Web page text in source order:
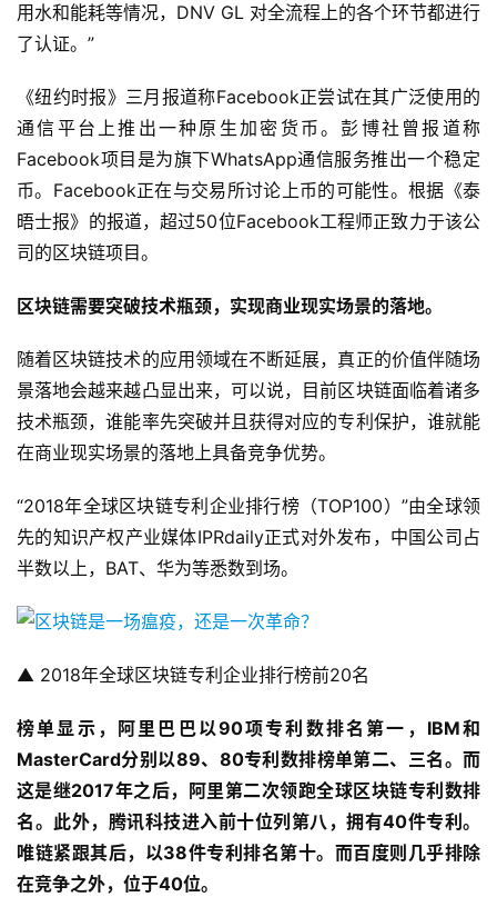
用水和能耗等情况，DNV GL 对全流程上的各个环节都进行
了认证。”
《纽约时报》三月报道称Facebook正尝试在其广泛使用的
通信平台上推出一种原生加密货币。彭博社曾报道称
Facebook项目是为旗下WhatsApp通信服务推出一个稳定
币。Facebook正在与交易所讨论上币的可能性。根据《泰
晤士报》的报道，超过50位Facebook工程师正致力于该公
司的区块链项目。
区块链需要突破技术瓶颈，实现商业现实场景的落地。
随着区块链技术的应用领域在不断延展，真正的价值伴随场
景落地会越来越凸显出来，可以说，目前区块链面临着诸多
技术瓶颈，谁能率先突破并且获得对应的专利保护，谁就能
在商业现实场景的落地上具备竞争优势。
“2018年全球区块链专利企业排行榜（TOP100）”由全球领
先的知识产权产业媒体IPRdaily正式对外发布，中国公司占
半数以上，BAT、华为等悉数到场。
▲ 2018年全球区块链专利企业排行榜前20名
榜单显示，阿里巴巴以90项专利数排名第一，IBM和
MasterCard分别以89、80专利数排榜单第二、三名。而
这是继2017年之后，阿里第二次领跑全球区块链专利数排
名。此外，腾讯科技进入前十位列第八，拥有40件专利。
唯链紧跟其后，以38件专利排名第十。而百度则几乎排除
在竞争之外，位于40位。